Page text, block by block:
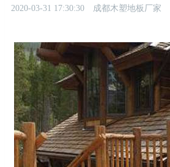
2020-03-31 17:30:30 成都木塑地板厂家